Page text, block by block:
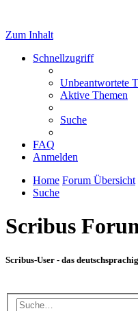
Zum Inhalt
Schnellzugriff
Unbeantwortete
Aktive Themen
Suche
FAQ
Anmelden
Home Forum Übersicht
Suche
Scribus
Scribus-User - das